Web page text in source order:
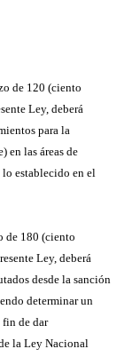
de 120 (ciento
Ley, deberá
para la
en las áreas de
establecido en el
de 180 (ciento
Ley, deberá
desde la sanción
determinar un
fin de dar
la Ley Nacional